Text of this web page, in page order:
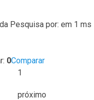
Pesquisa por: em 1 ms
0Comparar
1
próximo